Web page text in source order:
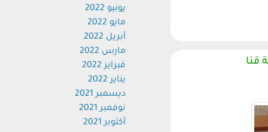
قنا
يونيو 2022
مايو 2022
أبريل 2022
مارس 2022
فبراير 2022
يناير 2022
ديسمبر 2021
نوفمبر 2021
أكتوبر 2021